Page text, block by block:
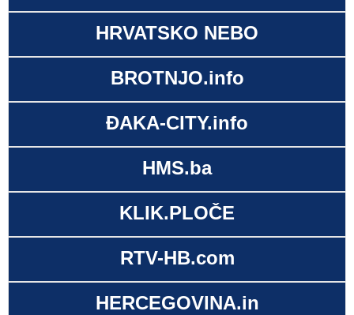
HRVATSKO NEBO
BROTNJO.info
ĐAKA-CITY.info
HMS.ba
KLIK.PLOČE
RTV-HB.com
HERCEGOVINA.in